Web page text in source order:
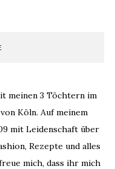
meinen 3 Töchtern im
Köln. Auf meinem
mit Leidenschaft über
Rezepte und alles
mich, dass ihr mich